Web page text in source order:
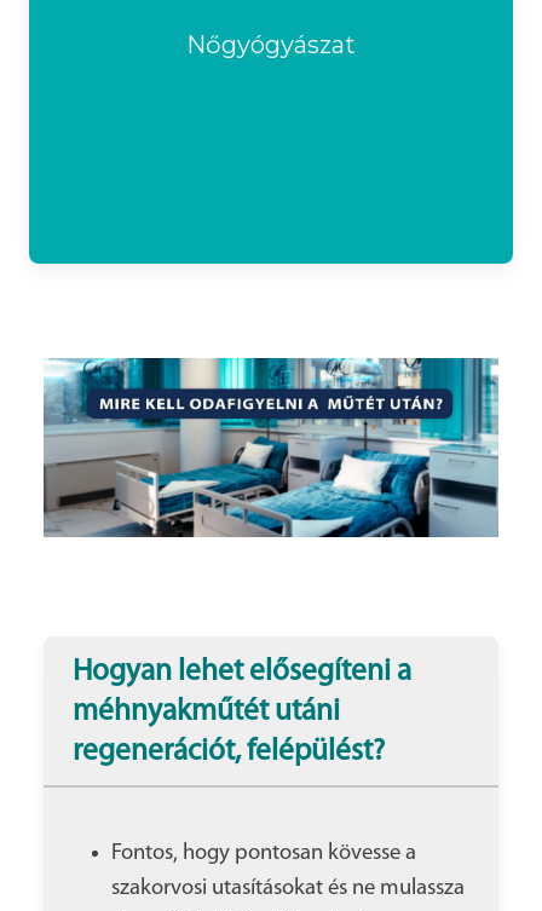
Nőgyógyászat
Hogyan lehet elősegíteni a
méhnyakműtét utáni
regenerációt, felépülést?
Fontos, hogy pontosan kövesse a
szakorvosi utasításokat és ne mulassza